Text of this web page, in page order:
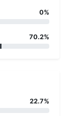
0%
70.2%
22.7%